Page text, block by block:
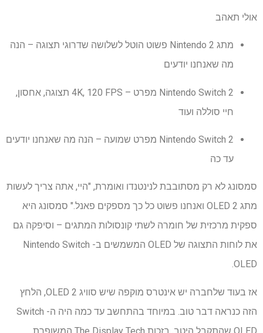
אולי תאהב
מתג Nintendo 2 פשוט הוטל לשלושה שדרוגי תצוגה – הנה
מה שאנחנו יודעים
Nintendo Switch 2 מפרט – 4K, 120 FPS תצוגה, אחסון,
חיי סוללה ועוד
Nintendo Switch 2 מפרט שמועה – הנה מה שאנחנו יודעים
עד כה
סמסונג לא רק מסתובבת לנינטנדו ואומרת, "היי, אתה צריך לעשות
מתג OLED 2 ואנחנו פשוט כל כך מספקים פאנל." סמסונג היא
ספקית מרכזית של חומרה לשתי קונסולות המתגים – וסיפקה גם
את לוחות התצוגה של OLED המשמשים ב- Nintendo Switch
OLED.
אז בעוד שלחברה יש אינטרס מוקפה שיש סוויג 2 OLED, הלחץ
הזה כנראה דבר טוב. במיוחד בהתחשב עד כמה היה ה- Switch